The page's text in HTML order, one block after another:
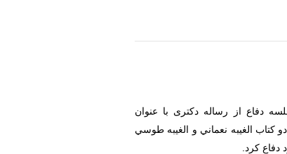
روابط عمومی دانشگاه، روز دوشنبه 25 تیرماه 1397 جلسه دفاع از رساله دکتری با عنوان
کتاب الغيبه نعماني و الغيبه طوسي
کرد.